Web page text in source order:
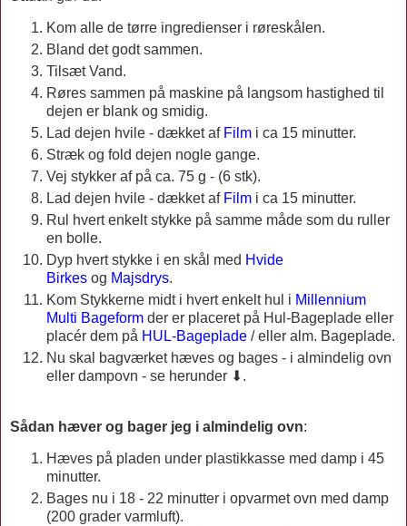
Kom alle de tørre ingredienser i røreskålen.
Bland det godt sammen.
Tilsæt Vand.
Røres sammen på maskine på langsom hastighed til
dejen er blank og smidig.
Lad dejen hvile - dækket af Film i ca 15 minutter.
Stræk og fold dejen nogle gange.
Vej stykker af på ca. 75 g - (6 stk).
Lad dejen hvile - dækket af Film i ca 15 minutter.
Rul hvert enkelt stykke på samme måde som du ruller
en bolle.
Dyp hvert stykke i en skål med Hvide
Birkes og Majsdrys.
Kom Stykkerne midt i hvert enkelt hul i Millennium
Multi Bageform der er placeret på Hul-Bageplade eller
placér dem på HUL-Bageplade / eller alm. Bageplade.
Nu skal bagværket hæves og bages - i almindelig ovn
eller dampovn - se herunder ⬇.
Sådan hæver og bager jeg i almindelig ovn:
Hæves på pladen under plastikkasse med damp i 45
minutter.
Bages nu i 18 - 22 minutter i opvarmet ovn med damp
(200 grader varmluft).